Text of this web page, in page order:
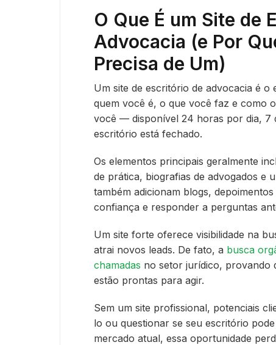
O Que É um Site de
Advocacia (e Por
Precisa de Um)
Um site de escritório de advocacia é o
quem você é, o que você faz e como
você — disponível 24 horas por dia, 7
escritório está fechado.
Os elementos principais geralmente
de prática, biografias de advogados e
também adicionam blogs,
confiança e responder a perguntas
Um site forte oferece visibilidade na
atrai novos leads. De fato, a busca
chamadas no setor jurídico, provando
estão prontas para agir.
Sem um site profissional, potenciais
lo ou questionar se seu escritório
mercado atual, essa oportunidade